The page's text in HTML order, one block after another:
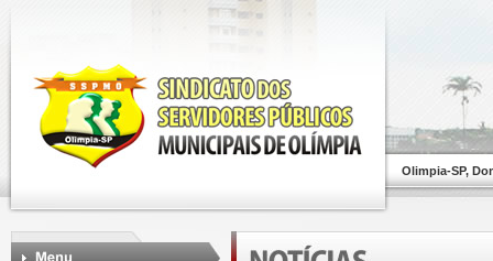
Olimpia-SP,